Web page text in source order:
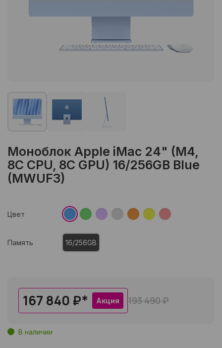
Моноблок Apple iMac 24" (M4,
8C CPU, 8C GPU) 16/256GB Blue
(MWUF3)
Цвет
Память 16/256GB
167 840 ₽* Акция 193 490 ₽
В наличии